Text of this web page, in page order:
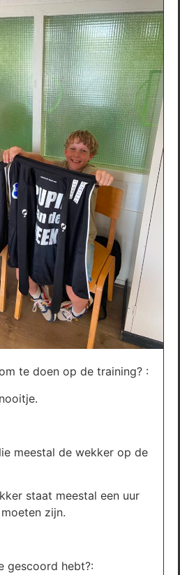
te doen op de training? :
meestal de wekker op de
staat meestal een uur
zijn.
gescoord hebt?: